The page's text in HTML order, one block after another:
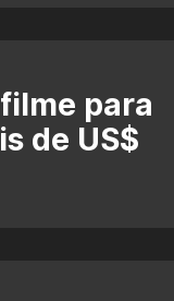
para
de US$